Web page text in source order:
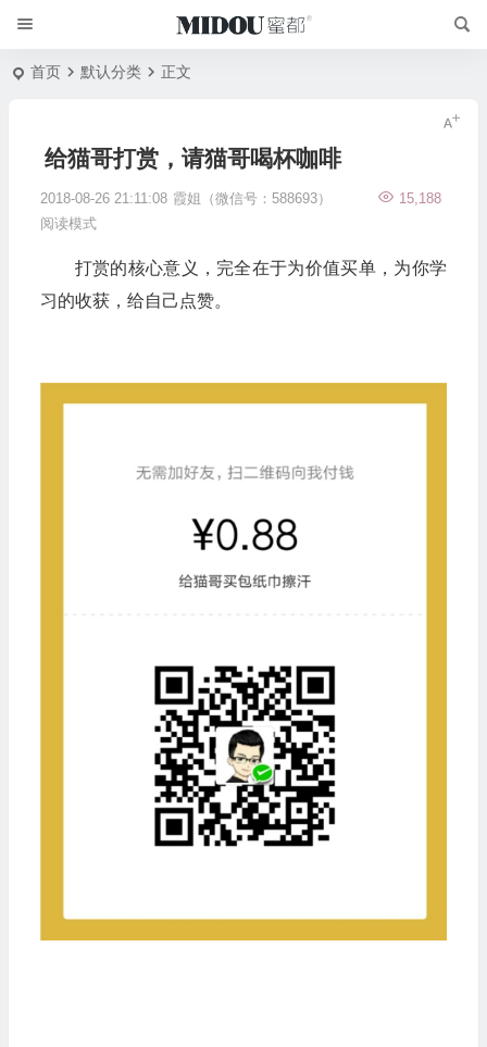
首页 默认分类 正文
给猫哥打赏，请猫哥喝杯咖啡
2018-08-26 21:11:08 霞姐（微信号：588693）
15,188
阅读模式
打赏的核心意义，完全在于为价值买单，为你学
习的收获，给自己点赞。